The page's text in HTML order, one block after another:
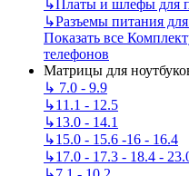
↳Платы и шлефы для
↳Разъемы питания
Показать все
телефонов
Матрицы для
↳ 7.0 - 9.9
↳11.1 - 12.5
↳13.0 - 14.1
↳15.0 - 15.6 -16 - 16.4
↳17.0 - 17.3 - 18.4 -